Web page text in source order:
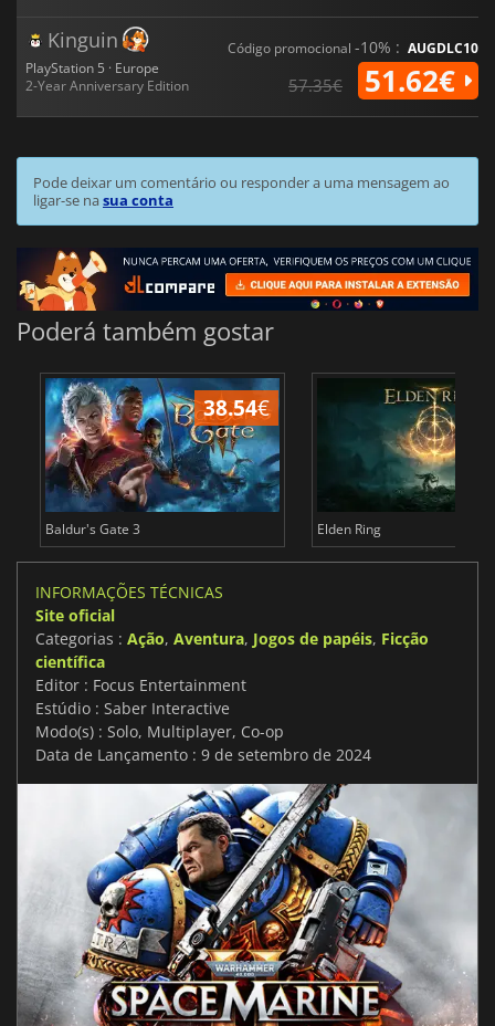
Kinguin
PlayStation 5 · Europe
2-Year Anniversary Edition
Código promocional -10% : AUGDLC10
57.35€ 51.62€
Pode deixar um comentário ou responder a uma mensagem ao
ligar-se nasua conta
Poderá também gostar
38.54€
Baldur's Gate 3 Elden Ring
INFORMAÇÕES TÉCNICAS
Site oficial
Categorias : Ação, Aventura, Jogos de papéis, Ficção
científica
Editor : Focus Entertainment
Estúdio : Saber Interactive
Modo(s) : Solo, Multiplayer, Co-op
Data de Lançamento : 9 de setembro de 2024